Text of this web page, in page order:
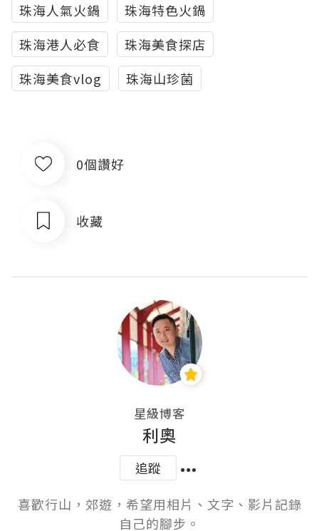
珠海人氣火鍋
珠海特色火鍋
珠海港人必食
珠海美食探店
珠海美食vlog
珠海山珍菌
0個讚好
收藏
星級博客
利奧
追蹤
喜歡行山，郊遊，希望用相片、文字、影片記錄
自己的腳步。